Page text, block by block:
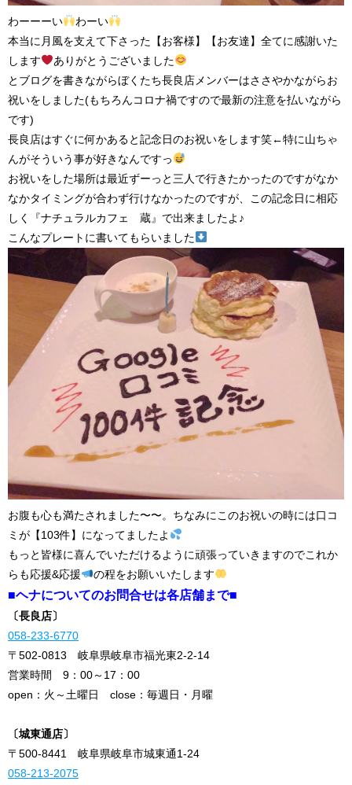
わーーーい
わーい
本当に月風を支えて下さった【お客様】【お友達】全てに感謝いた
します
ありがとうございました
とブログを書きながらぼくたち長良店メンバーはささやかながらお
祝いをしました(もちろんコロナ禍ですので最新の注意を払いながら
です)
長良店はすぐに何かあると記念日のお祝いをします笑←特に山ちゃ
んがそういう事が好きなんですっ
お祝いをした場所は最近ずーっと三人で行きたかったのですがなか
なかタイミングが合わず行けなかったのですが、この記念日に相応
しく『ナチュラルカフェ 蔵』で出来ましたよ♪
こんなプレートに書いてもらいました
お腹も心も満たされました〜〜。ちなみにこのお祝いの時には口コ
ミが【103件】になってましたよ
もっと皆様に喜んでいただけるように頑張っていきますのでこれか
らも応援&応援
の程をお願いいたします
■ヘナについてのお問合せは各店舗まで■
〔長良店〕
058-233-6770
〒502-0813 岐阜県岐阜市福光東2-2-14
営業時間 9：00～17：00
open：火～土曜日 close：毎週日・月曜
〔城東通店〕
〒500-8441 岐阜県岐阜市城東通1-24
058-213-2075